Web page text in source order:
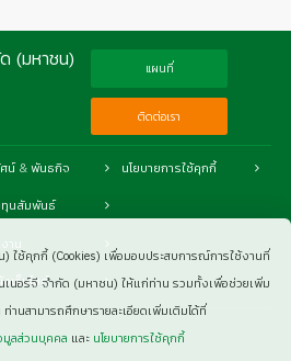
) ใช้คุกกี้ (Cookies) เพื่อมอบประสบการณ์การใช้งานที่
เนอร์จี จำกัด (มหาชน) ให้แก่ท่าน รวมทั้งเพื่อช่วยเพิ่ม
านสามารถศึกษารายละเอียดเพิ่มเติมได้ที่
มูลส่วนบุคคล และ นโยบายการใช้คุกกี้
(มหาชน) แผนที่
ติดต่อเรา
น์ & พันธกิจ นโยบายการใช้คุกกี้
นสัมพันธ์
าน
เว็บไซต์